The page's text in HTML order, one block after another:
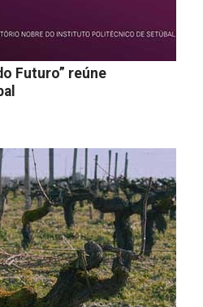
Futuro” reúne